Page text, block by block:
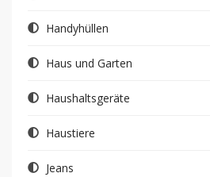
Handyhüllen
Haus und Garten
Haushaltsgeräte
Haustiere
Jeans